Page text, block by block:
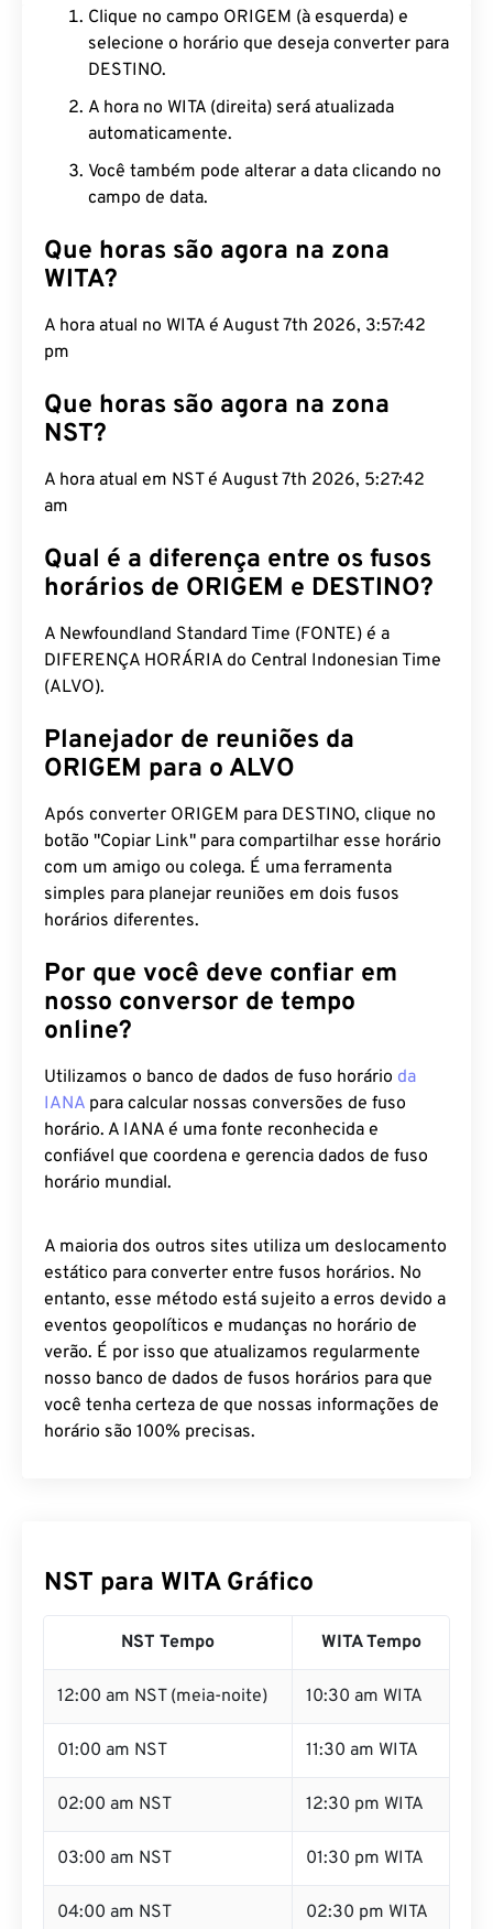
Clique no campo ORIGEM (à esquerda) e
selecione o horário que deseja converter para
DESTINO.
A hora no WITA (direita) será atualizada
automaticamente.
Você também pode alterar a data clicando no
campo de data.
Que horas são agora na zona
WITA?
A hora atual no WITA é August 7th 2026, 3:57:43
pm
Que horas são agora na zona
NST?
A hora atual em NST é August 7th 2026, 5:27:43
am
Qual é a diferença entre os fusos
horários de ORIGEM e DESTINO?
A Newfoundland Standard Time (FONTE) é a
DIFERENÇA HORÁRIA do Central Indonesian Time
(ALVO).
Planejador de reuniões da
ORIGEM para o ALVO
Após converter ORIGEM para DESTINO, clique no
botão "Copiar Link" para compartilhar esse horário
com um amigo ou colega. É uma ferramenta
simples para planejar reuniões em dois fusos
horários diferentes.
Por que você deve confiar em
nosso conversor de tempo
online?
Utilizamos o banco de dados de fuso horário da
IANA para calcular nossas conversões de fuso
horário. A IANA é uma fonte reconhecida e
confiável que coordena e gerencia dados de fuso
horário mundial.
A maioria dos outros sites utiliza um deslocamento
estático para converter entre fusos horários. No
entanto, esse método está sujeito a erros devido a
eventos geopolíticos e mudanças no horário de
verão. É por isso que atualizamos regularmente
nosso banco de dados de fusos horários para que
você tenha certeza de que nossas informações de
horário são 100% precisas.
NST para WITA Gráfico
NST Tempo WITA Tempo
12:00 am NST (meia-noite) 10:30 am WITA
01:00 am NST 11:30 am WITA
02:00 am NST 12:30 pm WITA
03:00 am NST 01:30 pm WITA
04:00 am NST 02:30 pm WITA